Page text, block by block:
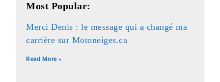
Most Popular:
Merci Denis : le message qui a changé ma
carrière sur Motoneiges.ca
Read More »